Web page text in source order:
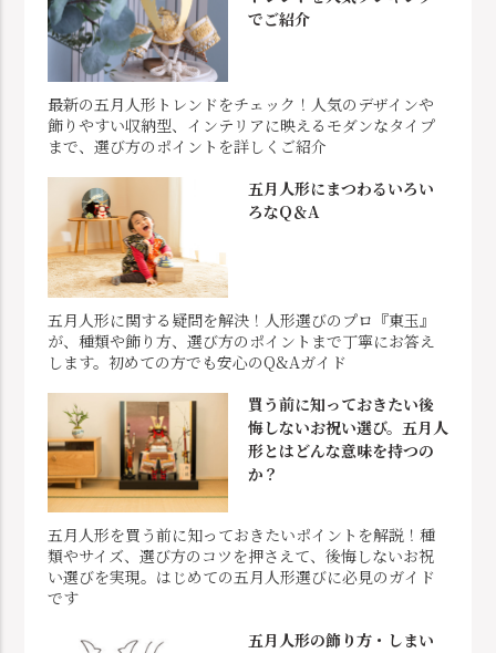
でご紹介
最新の五月人形トレンドをチェック！人気のデザインや
飾りやすい収納型、インテリアに映えるモダンなタイプ
まで、選び方のポイントを詳しくご紹介
五月人形にまつわるいろい
ろなQ＆A
五月人形に関する疑問を解決！人形選びのプロ『東玉』
が、種類や飾り方、選び方のポイントまで丁寧にお答え
します。初めての方でも安心のQ&Aガイド
買う前に知っておきたい後
悔しないお祝い選び。五月人
形とはどんな意味を持つの
か？
五月人形を買う前に知っておきたいポイントを解説！種
類やサイズ、選び方のコツを押さえて、後悔しないお祝
い選びを実現。はじめての五月人形選びに必見のガイド
です
五月人形の飾り方・しまい